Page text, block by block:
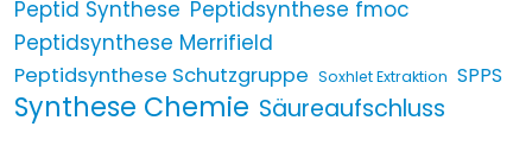
Peptid Synthese Peptidsynthese fmoc
Peptidsynthese Merrifield
Peptidsynthese Schutzgruppe Soxhlet Extraktion SPPS
Synthese Chemie Säureaufschluss